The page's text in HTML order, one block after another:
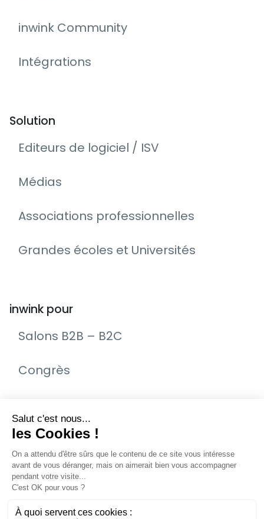
inwink Community
Intégrations
Solution
Editeurs de logiciel / ISV
Médias
Associations professionnelles
Grandes écoles et Universités
inwink pour
Salons B2B – B2C
Congrès
Journée Portes Ouvertes (JPO)